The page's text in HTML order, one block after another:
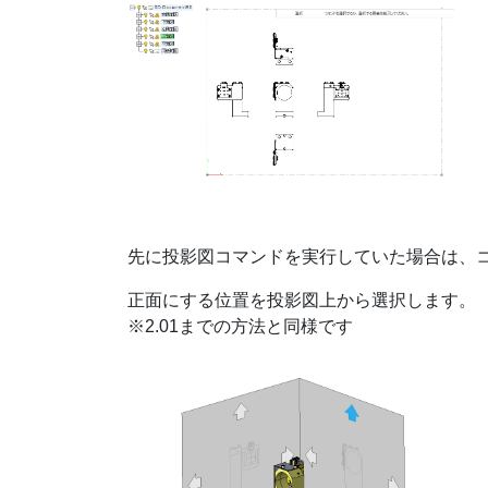
先に投影図コマンドを実行していた場合は、
正面にする位置を投影図上から選択します。
※2.01までの方法と同様です